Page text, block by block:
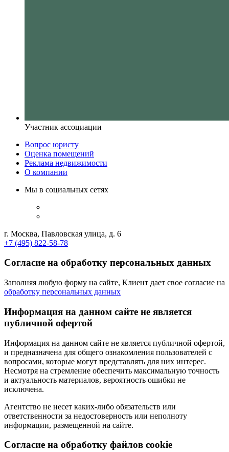
Участник ассоциации
Вопрос юристу
Оценка помещений
Реклама недвижимости
О компании
Мы в социальных сетях
г. Москва, Павловская улица, д. 6
+7 (495) 822-58-78
Согласие на обработку персональных данных
Заполняя любую форму на сайте, Клиент дает свое согласие на
обработку персональных данных
Информация на данном сайте не является
публичной офертой
Информация на данном сайте не является публичной офертой,
и предназначена для общего ознакомления пользователей с
вопросами, которые могут представлять для них интерес.
Несмотря на стремление обеспечить максимальную точность
и актуальность материалов, вероятность ошибки не
исключена.
Агентство не несет каких-либо обязательств или
ответственности за недостоверность или неполноту
информации, размещенной на сайте.
Cогласие на обработку файлов cookie